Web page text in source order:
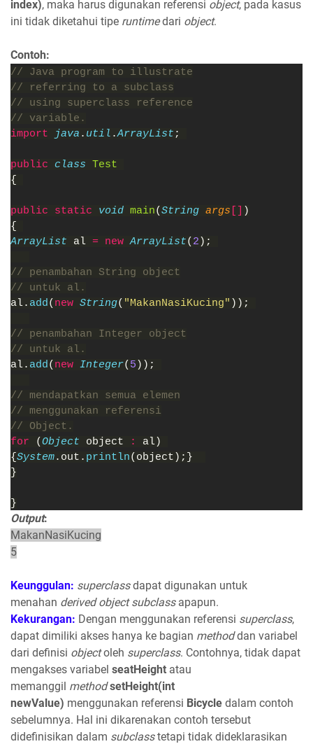
index), maka harus digunakan referensi object, pada kasus
ini tidak diketahui tipe runtimedari object.
Contoh:
// Java program to illustrate
// referring to a subclass
// using superclass reference
// variable.
import
java . util .ArrayList ;
public class Test
{
public static void main(String args [] )
{
ArrayList al = new ArrayList(2);
// penambahan String object
// untuk al.
al. add (new String( "MakanNasiKucing" ));
// penambahan Integer object
// untuk al.
al. add (new Integer(5));
// mendapatkan semua elemen
// menggunakan referensi
// Object.
for
(Object object : al)
{System.out. println(object);}
}
}
Output:
MakanNasiKucing
5
Keunggulan: superclassdapat digunakan untuk
menahan derived object subclassapapun.
Kekurangan: Dengan menggunakan referensi superclass,
dapat dimiliki akses hanya ke bagian methoddan variabel
dari definisi objectoleh superclass. Contohnya, tidak dapat
mengakses variabel seatHeight atau
memanggil method setHeight(int
newValue) menggunakan referensi Bicycle dalam contoh
sebelumnya. Hal ini dikarenakan contoh tersebut
didefinisikan dalam subclasstetapi tidak dideklarasikan